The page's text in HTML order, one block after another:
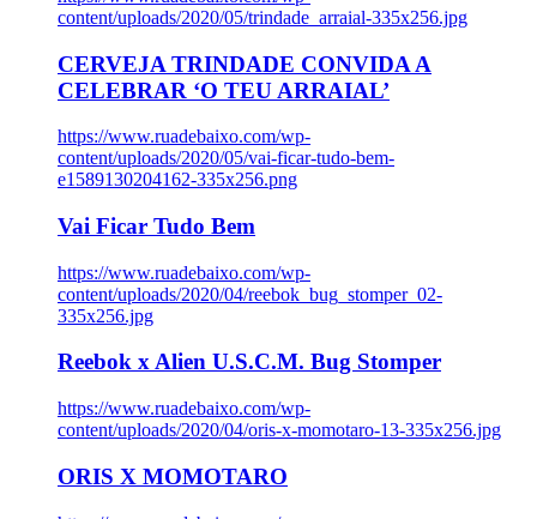
content/uploads/2020/05/trindade_arraial-335x256.jpg
CERVEJA TRINDADE CONVIDA A
CELEBRAR ‘O TEU ARRAIAL’
https://www.ruadebaixo.com/wp-
content/uploads/2020/05/vai-ficar-tudo-bem-
e1589130204162-335x256.png
Vai Ficar Tudo Bem
https://www.ruadebaixo.com/wp-
content/uploads/2020/04/reebok_bug_stomper_02-
335x256.jpg
Reebok x Alien U.S.C.M. Bug Stomper
https://www.ruadebaixo.com/wp-
content/uploads/2020/04/oris-x-momotaro-13-335x256.jpg
ORIS X MOMOTARO